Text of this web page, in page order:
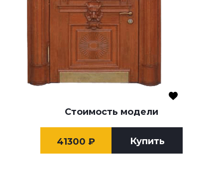
Стоимость модели
41300 ₽ Купить